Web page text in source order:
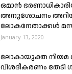
ഒമാൻ
അനുശോചനം
ലോകനേതാക്കൾ
January 13, 2020
ലോകായുക്ത നിയമ
വിശദീകരണം